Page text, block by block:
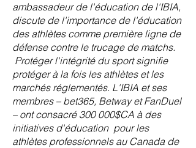
ambassadeur de l'éducation de l'IBIA,
discute de l'importance de l'éducation
des athlètes comme première ligne de
défense contre le trucage de matchs.
Protéger l'intégrité du sport signifie
protéger à la fois les athlètes et les
marchés réglementés. L'IBIA et ses
membres – bet365, Betway et FanDuel
– ont consacré 300 000$CA à des
initiatives d'éducation pour les
athlètes professionnels au Canada de